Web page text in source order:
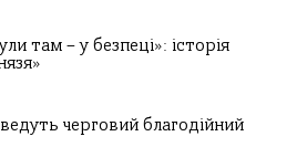
там – у безпеці»: історія
черговий благодійний